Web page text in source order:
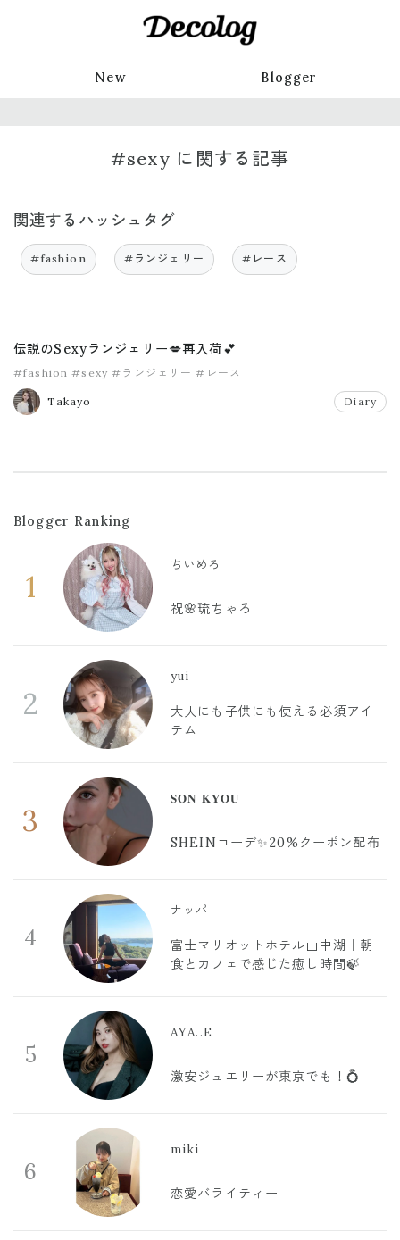
New Blogger
#sexy に関する記事
関連するハッシュタグ
#fashion #ランジェリー #レース
伝説のSexyランジェリー💋再入荷💕
#fashion #sexy #ランジェリー #レース
Takayo Diary
Blogger Ranking
1
ちいめろ
祝🌸琉ちゃろ
2
yui
大人にも子供にも使える必須アイ
テム
3
𝐒𝐎𝐍 𝐊𝐘𝐎𝐔
SHEINコーデ✨20%クーポン配布
4
ナッパ
富士マリオットホテル山中湖｜朝
食とカフェで感じた癒し時間🍃
5
AYA..E
激安ジュエリーが東京でも！💍
6
miki
恋愛バライティー